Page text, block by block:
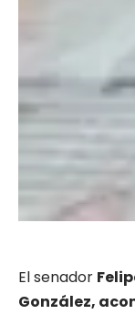
El senador
González,